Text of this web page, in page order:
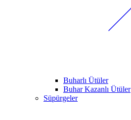
Buharlı Ütüler
Buhar Kazanlı Ütüler
Süpürgeler